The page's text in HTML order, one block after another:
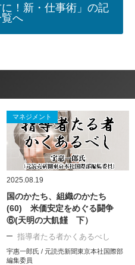
に！新・仕事術」の記
へ
マネジメント
2025.08.19
国のかたち、組織のかたち
(60) 米価安定をめぐる闘争
⑥(天明の大飢饉 下）
指導者たる者かくあるべし
宇惠一郎氏 / 元読売新聞東京本社国際部
編集委員